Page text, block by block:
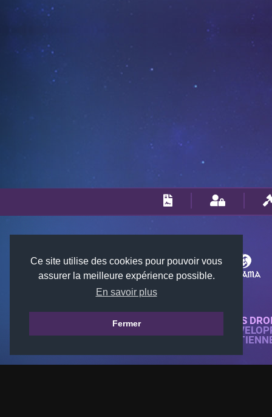
Ce site utilise des cookies pour pouvoir vous
assurer la meilleure expérience possible.
En savoir plus
Fermer
© 2018-2026 KTARENA. TOUS
SITE WEB ENTIÈREMENT
TOUTES LES IMAGES